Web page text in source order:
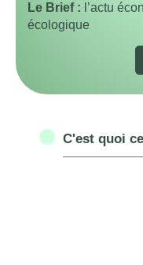
Le Brief : l’actu
écologique
C'est quoi